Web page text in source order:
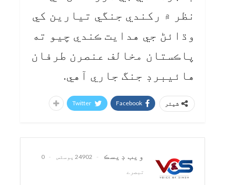
نظر ۾ رکندي جنگي تيارين کي
وڌائڻ جي هدايت ڪندي چيو ته
پاڪستان مخالف عنصرن طرفان
هائيبرڊ جنگ جاري آهي.
شیئر Facebook
Twitter
ويب ڊيسڪ 24902 پوسٹس
0
تبصرے